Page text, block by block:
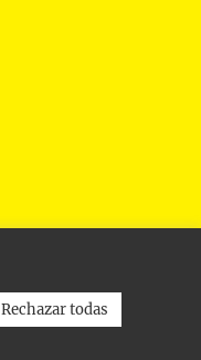
Rechazar todas